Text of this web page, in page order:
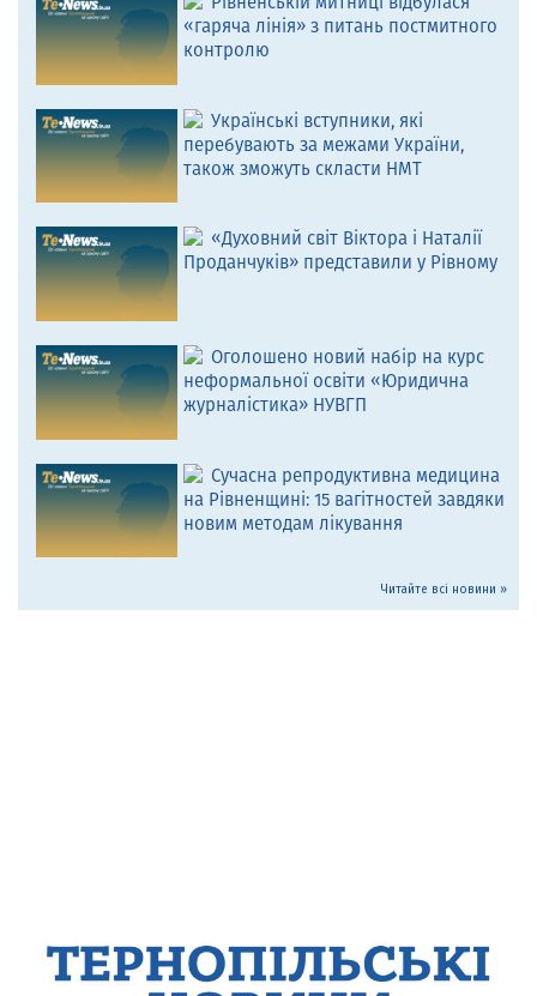
«гаряча лінія» з питань постмитного
контролю
Українські вступники, які
перебувають за межами України,
також зможуть скласти НМТ
«Духовний світ Віктора і Наталії
Проданчуків» представили у Рівному
Оголошено новий набір на курс
неформальної освіти «Юридична
журналістика» НУВГП
Сучасна репродуктивна медицина
на Рівненщині: 15 вагітностей завдяки
новим методам лікування
Читайте всі новини »